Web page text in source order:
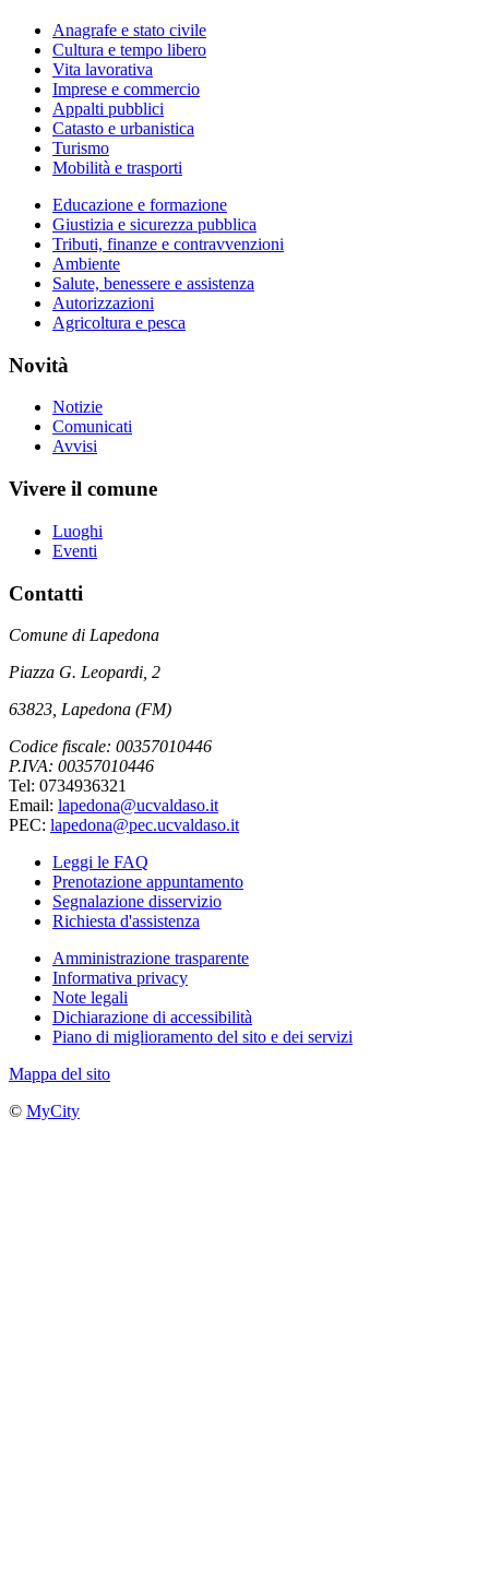
Anagrafe e stato civile
Cultura e tempo libero
Vita lavorativa
Imprese e commercio
Appalti pubblici
Catasto e urbanistica
Turismo
Mobilità e trasporti
Educazione e formazione
Giustizia e sicurezza pubblica
Tributi, finanze e contravvenzioni
Ambiente
Salute, benessere e assistenza
Autorizzazioni
Agricoltura e pesca
Novità
Notizie
Comunicati
Avvisi
Vivere il comune
Luoghi
Eventi
Contatti
Comune di Lapedona
Piazza G. Leopardi, 2
63823, Lapedona (FM)
Codice fiscale: 00357010446
P.IVA: 00357010446
Tel: 0734936321
Email: lapedona@ucvaldaso.it
PEC: lapedona@pec.ucvaldaso.it
Leggi le FAQ
Prenotazione appuntamento
Segnalazione disservizio
Richiesta d'assistenza
Amministrazione trasparente
Informativa privacy
Note legali
Dichiarazione di accessibilità
Piano di miglioramento del sito e dei servizi
Mappa del sito
© MyCity